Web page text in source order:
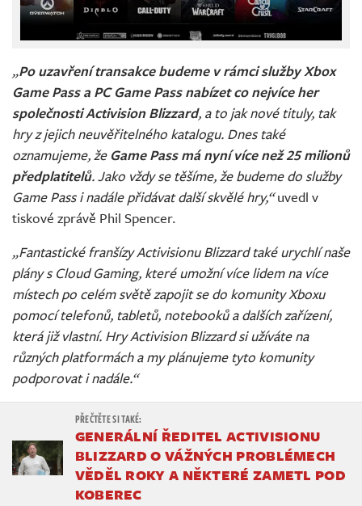
„Po uzavření transakce budeme v rámci služby Xbox
Game Pass a PC Game Pass nabízet co nejvíce her
společnosti Activision Blizzard, a to jak nové tituly, tak
hry z jejich neuvěřitelného katalogu. Dnes také
oznamujeme, že Game Pass má nyní více než 25 milionů
předplatitelů. Jako vždy se těšíme, že budeme do služby
Game Pass i nadále přidávat další skvělé hry,“uvedl v
tiskové zprávě Phil Spencer.
„Fantastické franšízy Activisionu Blizzard také urychlí naše
plány s Cloud Gaming, které umožní více lidem na více
místech po celém světě zapojit se do komunity Xboxu
pomocí telefonů, tabletů, notebooků a dalších zařízení,
která již vlastní. Hry Activision Blizzard si užíváte na
různých platformách a my plánujeme tyto komunity
podporovat i nadále.“
GENERÁLNÍ ŘEDITEL ACTIVISIONU
BLIZZARD O VÁŽNÝCH PROBLÉMECH
VĚDĚL ROKY A NĚKTERÉ ZAMETL POD
KOBEREC